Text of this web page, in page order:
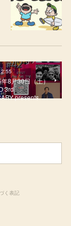
8月30日（土）
3rd
presents. …
く表記